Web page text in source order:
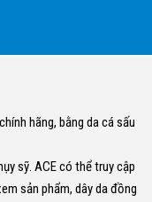
hãng, bằng da cá sấu
sỹ. ACE có thể truy cập
sản phẩm, dây da đồng